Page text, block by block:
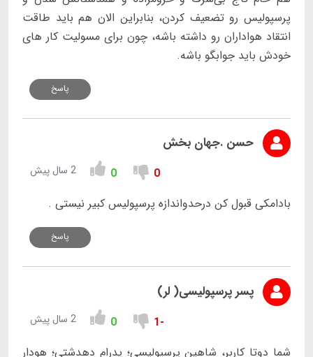
پرسپولیس رو تضعیف کردن، بنابراین الان هم باید طاقت
انتقاد هواداران رو داشته باشه، چون برای مسولیت کار های
خودش باید جوابگو باشه.
پاسخ
حسن .جهان بخش
0
0 2 سال پیش
بادامکی قبول کن درحدواندازه پرسپولیس کبیر نیستی .
پاسخ
پسر پرسپولیسی( لر)
-1
0 2 سال پیش
شما دوتا کاربر، شاهین پرسپولیسی؛ پدرام دهدشتی؛ هودار